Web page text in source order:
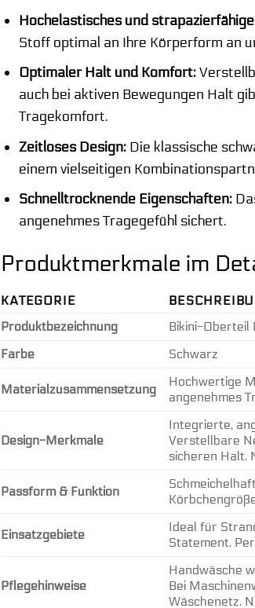
Hochelastisches und
Stoff optimal an Ihre Körperform an
Optimaler Halt und Komfort:
auch bei aktiven Bewegungen Halt
Tragekomfort.
Zeitloses Design: Die klassische
einem vielseitigen
Schnelltrocknende Eigenschaften:
angenehmes Tragegefühl sichert.
Produktmerkmale im
KATEGORIE
Produktbezeichnung
Bikini-Oberteil
Farbe
Schwarz
Materialzusammensetzung
Hochwertige
angenehmes
Design-Merkmale
Integrierte,
Verstellbare
sicheren Halt.
Passform & Funktion
Einsatzgebiete
Ideal für
Statement.
Pflegehinweise
Handwäsche
Bei
Wäschenetz.